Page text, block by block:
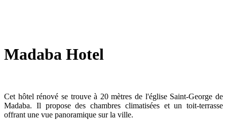
Madaba Hotel
Cet hôtel rénové se trouve à 20 mètres de l'église Saint-George de
Madaba. Il propose des chambres climatisées et un toit-terrasse
offrant une vue panoramique sur la ville.